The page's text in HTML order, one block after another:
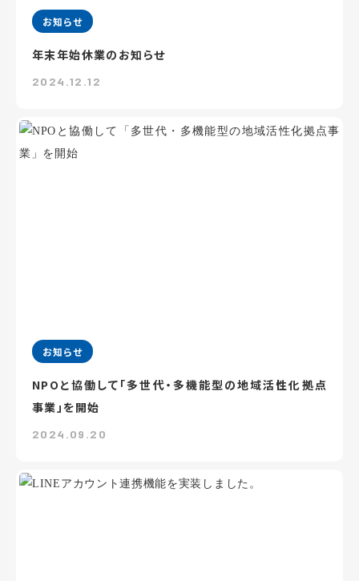
お知らせ
年末年始休業のお知らせ
2024.12.12
お知らせ
NPOと協働して「多世代・多機能型の地域活性化拠点
事業」を開始
2024.09.20